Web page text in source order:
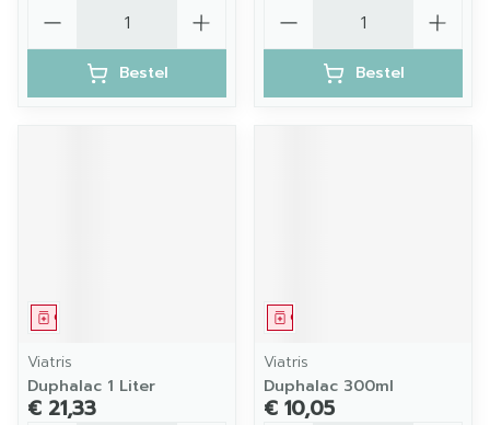
Bestel Bestel
Geneesmiddel
Viatris
Duphalac 1 Liter
€ 21,33
Geneesmiddel
Viatris
Duphalac 300ml
€ 10,05